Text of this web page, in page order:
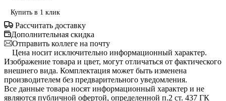
Купить в 1 клик
Рассчитать доставку
Дополнительная скидка
Отправить коллеге на почту
Цена носит исключительно информационный характер.
Изображение товара и цвет, могут отличаться от фактического
внешнего вида. Комплектация может быть изменена
производителем без предварительного уведомления.
Все данные товара носят информационный характер и не
являются публичной офертой, определенной п.2 ст. 437 ГК